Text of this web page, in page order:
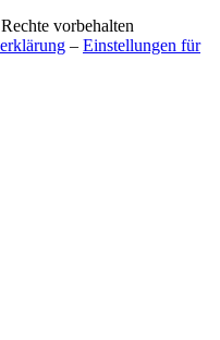
vorbehalten
– Einstellungen für